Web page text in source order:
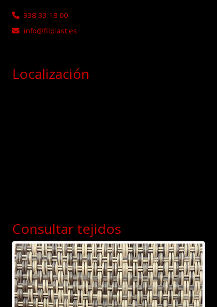
938 33 18 00
info
filplast.es
Localización
Consultar tejidos